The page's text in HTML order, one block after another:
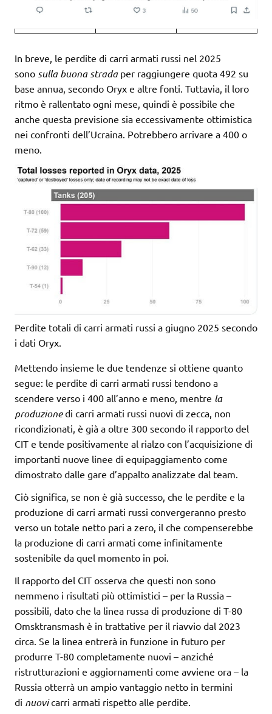
In breve, le perdite di carri armati russi nel 2025
sono sulla buona strada per raggiungere quota 492 su
base annua, secondo Oryx e altre fonti. Tuttavia, il loro
ritmo è rallentato ogni mese, quindi è possibile che
anche questa previsione sia eccessivamente ottimistica
nei confronti dell’Ucraina. Potrebbero arrivare a 400 o
meno.
Perdite totali di carri armati russi a giugno 2025 secondo
i dati Oryx.
Mettendo insieme le due tendenze si ottiene quanto
segue: le perdite di carri armati russi tendono a
scendere verso i 400 all’anno e meno, mentre la
produzionedi carri armati russi nuovi di zecca, non
ricondizionati, è già a oltre 300 secondo il rapporto del
CIT e tende positivamente al rialzo con l’acquisizione di
importanti nuove linee di equipaggiamento come
dimostrato dalle gare d’appalto analizzate dal team.
Ciò significa, se non è già successo, che le perdite e la
produzione di carri armati russi convergeranno presto
verso un totale netto pari a zero, il che compenserebbe
la produzione di carri armati come infinitamente
sostenibile da quel momento in poi.
Il rapporto del CIT osserva che questi non sono
nemmeno i risultati più ottimistici – per la Russia –
possibili, dato che la linea russa di produzione di T-80
Omsktransmash è in trattative per il riavvio dal 2023
circa. Se la linea entrerà in funzione in futuro per
produrre T-80 completamente nuovi – anziché
ristrutturazioni e aggiornamenti come avviene ora – la
Russia otterrà un ampio vantaggio netto in termini
di nuovicarri armati rispetto alle perdite.